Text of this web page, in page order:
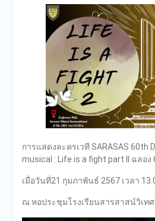
การแสดงละครเวที SARASAS 60th
musical : Life is a fight part II ฉลอ
เมื่อวันที่21 กุมภาพันธ์ 2567 เวลา
ณ หอประชุมโรงเรียนสารสาสน์วิเท